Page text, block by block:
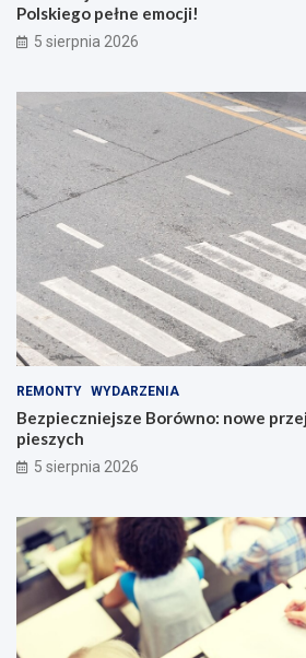
Polskiego pełne emocji!
5 sierpnia 2026
REMONTY WYDARZENIA
Bezpieczniejsze Borówno: nowe
pieszych
5 sierpnia 2026